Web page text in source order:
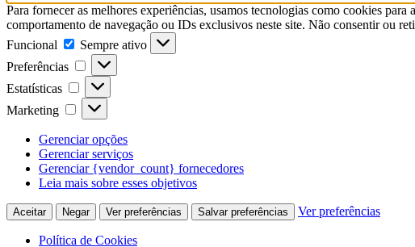
Para fornecer as melhores experiências, usamos tecnologias como cookies
comportamento de navegação ou IDs exclusivos neste site. Não consentir ou
Funcional
Funcional
Sempre ativo
Preferências
Preferências
Estatísticas Estatísticas
Marketing Marketing
Gerenciar opções
Gerenciar serviços
Gerenciar {vendor_count} fornecedores
Leia mais sobre esses objetivos
Aceitar Negar Ver preferências Salvar preferências Ver preferências
Política de Cookies